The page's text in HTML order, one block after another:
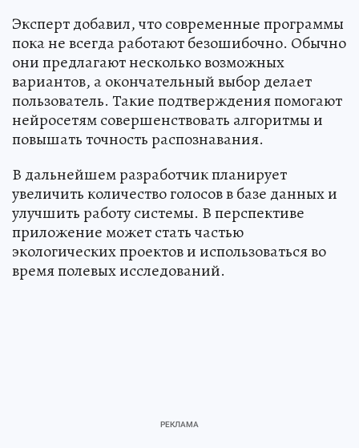
Эксперт добавил, что современные программы
пока не всегда работают безошибочно. Обычно
они предлагают несколько возможных
вариантов, а окончательный выбор делает
пользователь. Такие подтверждения помогают
нейросетям совершенствовать алгоритмы и
повышать точность распознавания.
В дальнейшем разработчик планирует
увеличить количество голосов в базе данных и
улучшить работу системы. В перспективе
приложение может стать частью
экологических проектов и использоваться во
время полевых исследований.